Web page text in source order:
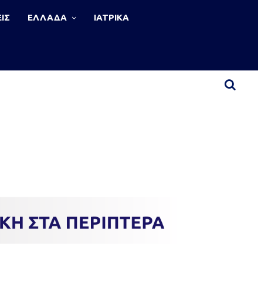
ΕΛΛΑΔΑ ΙΑΤΡΙΚΑ